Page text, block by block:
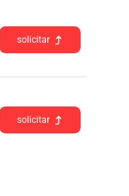
solicitar
solicitar